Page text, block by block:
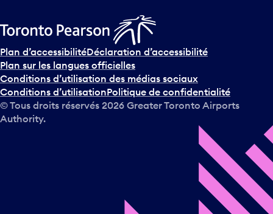
Plan d’accessibilitéDéclaration d’accessibilité
Plan sur les langues officielles
Conditions d’utilisation des médias sociaux
Conditions d’utilisationPolitique de confidentialité
© Tous droits réservés 2026 Greater Toronto Airports
Authority.